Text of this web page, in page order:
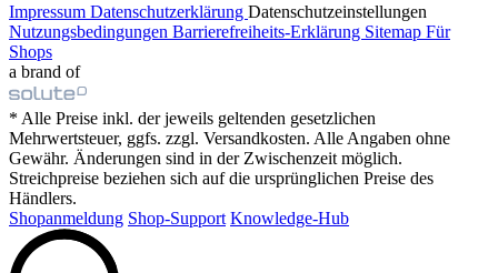
Impressum Datenschutzerklärung Datenschutzeinstellungen
Nutzungsbedingungen Barrierefreiheits-Erklärung Sitemap Für
Shops
a brand of
* Alle Preise inkl. der jeweils geltenden gesetzlichen
Mehrwertsteuer, ggfs. zzgl. Versandkosten. Alle Angaben ohne
Gewähr. Änderungen sind in der Zwischenzeit möglich.
Streichpreise beziehen sich auf die ursprünglichen Preise des
Händlers.
Shopanmeldung Shop-Support Knowledge-Hub